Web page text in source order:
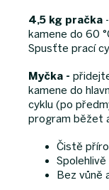
4,5 kg pračka
kamene do 60
Spusťte prací
Myčka -
kamene do
cyklu (po
program běžet
Čistě
Bez vůně